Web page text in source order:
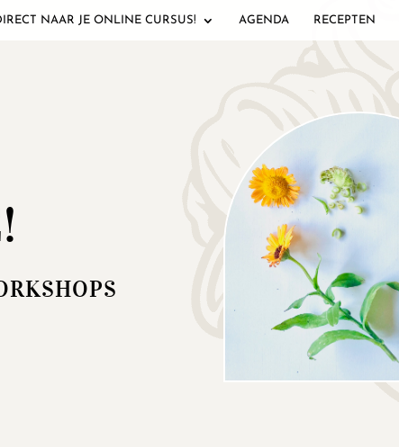
NAAR JE ONLINE CURSUS! AGENDA RECEPTEN